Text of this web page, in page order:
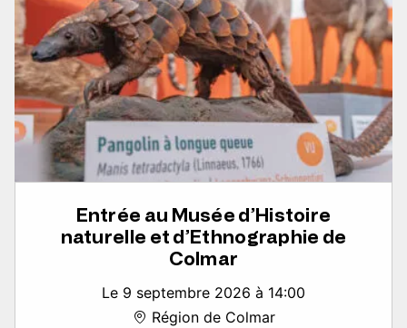
Entrée au Musée d’Histoire
naturelle et d’Ethnographie de
Colmar
Le 9 septembre 2026 à 14:00
Région de Colmar